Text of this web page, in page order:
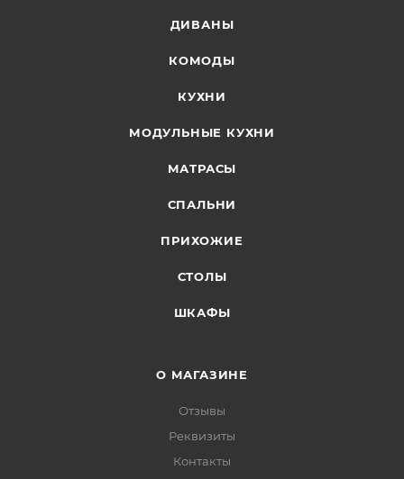
ДИВАНЫ
КОМОДЫ
КУХНИ
МОДУЛЬНЫЕ КУХНИ
МАТРАСЫ
СПАЛЬНИ
ПРИХОЖИЕ
СТОЛЫ
ШКАФЫ
О МАГАЗИНЕ
Отзывы
Реквизиты
Контакты